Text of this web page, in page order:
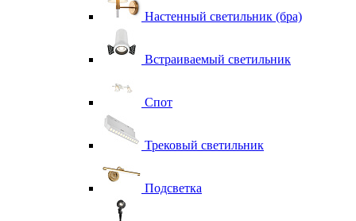
Настенный светильник (бра)
Встраиваемый светильник
Спот
Трековый светильник
Подсветка